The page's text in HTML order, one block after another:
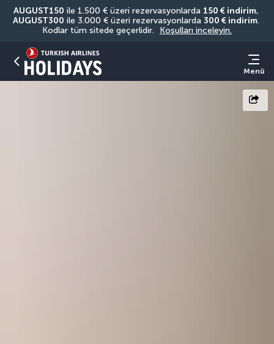
AUGUST150 ile 1.500 € üzeri rezervasyonlarda 150 € indirim
AUGUST300 ile 3.000 € üzeri rezervasyonlarda 300 € indirim.
Kodlar tüm sitede geçerlidir.
Koşulları inceleyin.
Menü